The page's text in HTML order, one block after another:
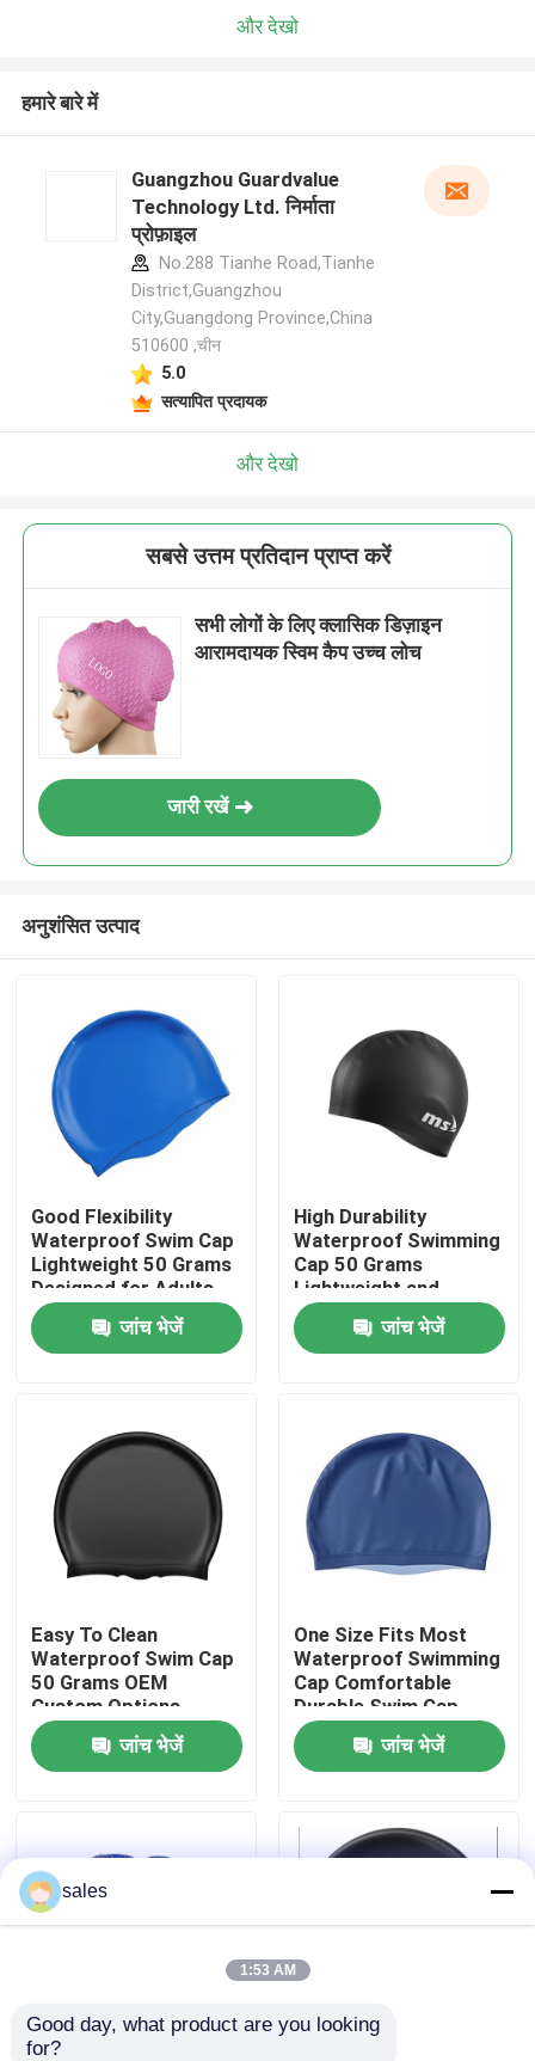
उत्पादों
हमारे बारे में
संपर्क करें
समाचार
एक उद्धरण का अनुरोध करें
सुरक्षा चश्मा काले चश्मे
और देखो
हमारे बारे में
Guangzhou Guardvalue
Technology Ltd. निर्माता
प्रोफ़ाइल
No.288 Tianhe Road,Tianhe
District,Guangzhou
City,Guangdong Province,China
510600 ,चीन
5.0
सत्यापित प्रदायक
और देखो
सबसे उत्तम प्रतिदान प्राप्त करें
सभी लोगों के लिए क्लासिक डिज़ाइन
आरामदायक स्विम कैप उच्च लोच
जारी रखें
अनुशंसित उत्पाद
Good Flexibility
Waterproof Swim Cap
Lightweight 50 Grams
Designed for Adults
and Children
Comfortable
Swimming Experience
जांच भेजें
High Durability
Waterproof Swimming
Cap 50 Grams
Lightweight and
Durable Design
Ensures Long Lasting
Comfortable Fit for
जांच भेजें
Easy To Clean
Waterproof Swim Cap
50 Grams OEM
Custom Options
Durable Flexible
Material Suitable For
Pool And Open Water
जांच भेजें
One Size Fits Most
Waterproof Swimming
Cap Comfortable
Durable Swim Cap
Designed to Fit
Securely and Prevent
Water Entry
जांच भेजें
50 Grams Waterproof
sales
1:53 AM
Good day, what product are you looking
for?